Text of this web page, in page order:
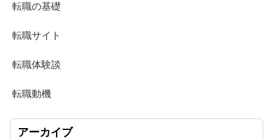
転職の基礎
転職サイト
転職体験談
転職動機
アーカイブ